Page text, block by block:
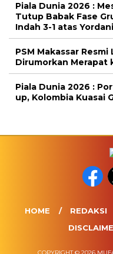
Piala Dunia 2026 :
Tutup Babak Fase
Indah 3-1 atas
PSM Makassar
Dirumorkan Merapat
Piala Dunia 2026 :
up, Kolombia Kuasai
HOME REDAKSI